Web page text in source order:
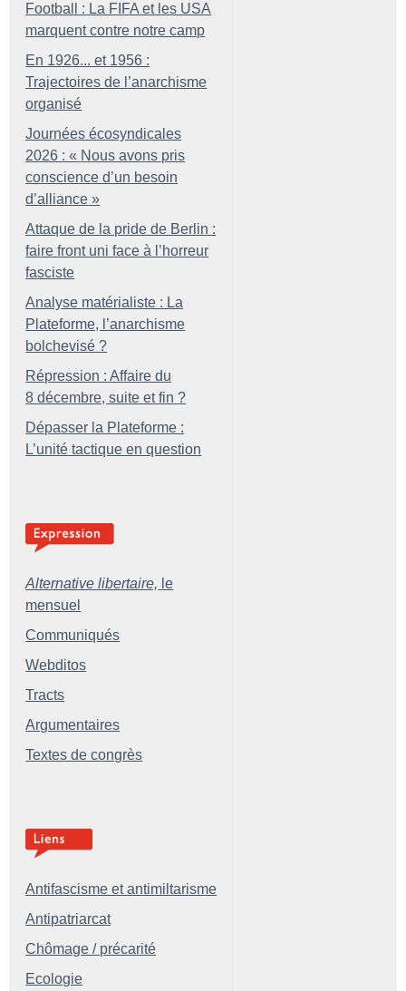
Football : La FIFA et les USA
marquent contre notre camp
En 1926... et 1956 :
Trajectoires de l’anarchisme
organisé
Journées écosyndicales
2026 : « Nous avons pris
conscience d’un besoin
d’alliance »
Attaque de la pride de Berlin :
faire front uni face à l’horreur
fasciste
Analyse matérialiste : La
Plateforme, l’anarchisme
bolchevisé ?
Répression : Affaire du
8 décembre, suite et fin ?
Dépasser la Plateforme :
L’unité tactique en question
Alternative libertaire, le
mensuel
Communiqués
Webditos
Tracts
Argumentaires
Textes de congrès
Antifascisme et antimiltarisme
Antipatriarcat
Chômage / précarité
Ecologie